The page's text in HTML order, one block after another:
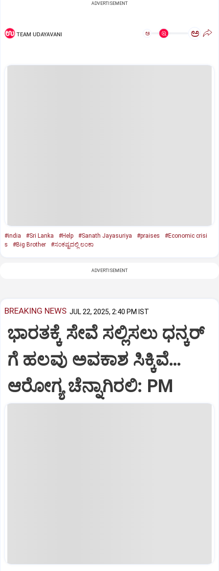
ADVERTISEMENT
TEAM UDAYAVANI ಅ ಅ
#india #Sri Lanka #Help #Sanath Jayasuriya #praises
#Economic crisi
s
#Big Brother #ಸಂಕಷ್ಟದಲ್ಲಿ ಲಂಕಾ
ADVERTISEMENT
BREAKING NEWS JUL 22, 2025, 2:40 PM IST
ಭಾರತಕ್ಕೆ ಸೇವೆ ಸಲ್ಲಿಸಲು ಧನ್ಕರ್‌
ಗೆ ಹಲವು ಅವಕಾಶ ಸಿಕ್ಕಿವೆ…
ಆರೋಗ್ಯ ಚೆನ್ನಾಗಿರಲಿ: PM